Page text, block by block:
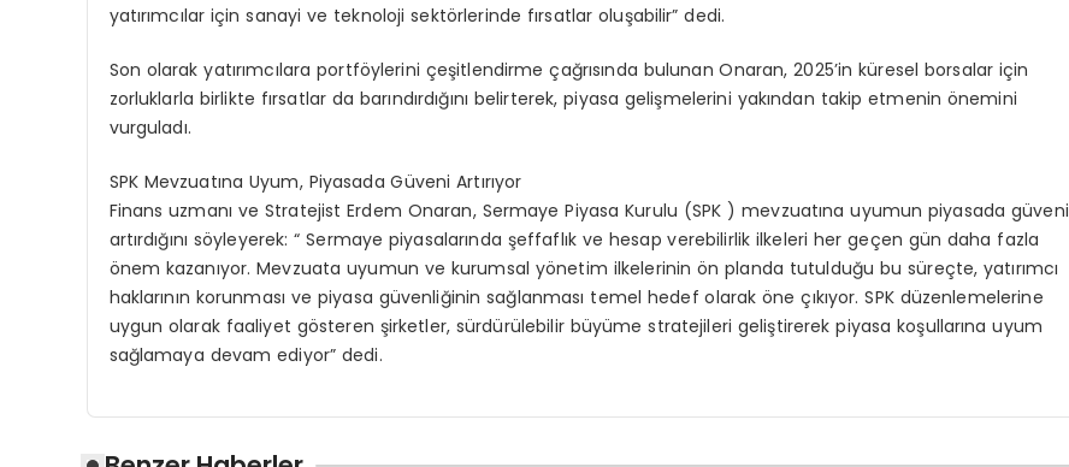
yatırımcılar için sanayi ve teknoloji sektörlerinde fırsatlar oluşabilir” dedi.
Son olarak yatırımcılara portföylerini çeşitlendirme çağrısında bulunan Onaran, 2025’in küresel borsalar için
zorluklarla birlikte fırsatlar da barındırdığını belirterek, piyasa gelişmelerini yakından takip etmenin önemini
vurguladı.
SPK Mevzuatına Uyum, Piyasada Güveni Artırıyor
Finans uzmanı ve Stratejist Erdem Onaran, Sermaye Piyasa Kurulu (SPK ) mevzuatına uyumun piyasada güveni
artırdığını söyleyerek: “ Sermaye piyasalarında şeffaflık ve hesap verebilirlik ilkeleri her geçen gün daha fazla
önem kazanıyor. Mevzuata uyumun ve kurumsal yönetim ilkelerinin ön planda tutulduğu bu süreçte, yatırımcı
haklarının korunması ve piyasa güvenliğinin sağlanması temel hedef olarak öne çıkıyor. SPK düzenlemelerine
uygun olarak faaliyet gösteren şirketler, sürdürülebilir büyüme stratejileri geliştirerek piyasa koşullarına uyum
sağlamaya devam ediyor” dedi.